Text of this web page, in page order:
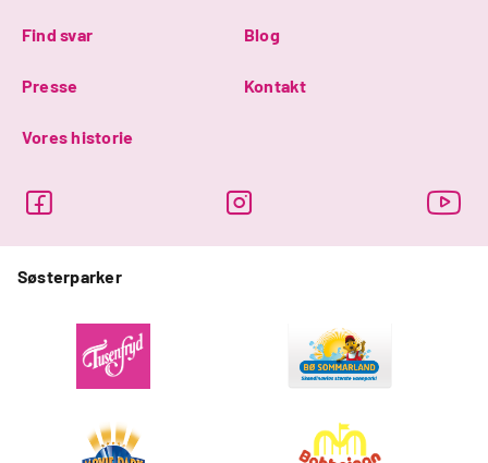
Find svar Blog
Presse Kontakt
Vores historie
Søsterparker